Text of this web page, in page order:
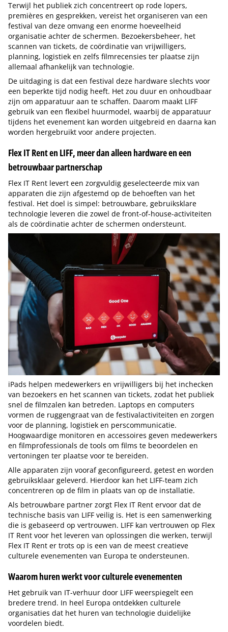
Terwijl het publiek zich concentreert op rode lopers,
premières en gesprekken, vereist het organiseren van een
festival van deze omvang een enorme hoeveelheid
organisatie achter de schermen. Bezoekersbeheer, het
scannen van tickets, de coördinatie van vrijwilligers,
planning, logistiek en zelfs filmrecensies ter plaatse zijn
allemaal afhankelijk van technologie.
De uitdaging is dat een festival deze hardware slechts voor
een beperkte tijd nodig heeft. Het zou duur en onhoudbaar
zijn om apparatuur aan te schaffen. Daarom maakt LIFF
gebruik van een flexibel huurmodel, waarbij de apparatuur
tijdens het evenement kan worden uitgebreid en daarna kan
worden hergebruikt voor andere projecten.
Flex IT Rent en LIFF, meer dan alleen hardware en een
betrouwbaar partnerschap
Flex IT Rent levert een zorgvuldig geselecteerde mix van
apparaten die zijn afgestemd op de behoeften van het
festival. Het doel is simpel: betrouwbare, gebruiksklare
technologie leveren die zowel de front-of-house-activiteiten
als de coördinatie achter de schermen ondersteunt.
iPads helpen medewerkers en vrijwilligers bij het inchecken
van bezoekers en het scannen van tickets, zodat het publiek
snel de filmzalen kan betreden. Laptops en computers
vormen de ruggengraat van de festivalactiviteiten en zorgen
voor de planning, logistiek en perscommunicatie.
Hoogwaardige monitoren en accessoires geven medewerkers
en filmprofessionals de tools om films te beoordelen en
vertoningen ter plaatse voor te bereiden.
Alle apparaten zijn vooraf geconfigureerd, getest en worden
gebruiksklaar geleverd. Hierdoor kan het LIFF-team zich
concentreren op de film in plaats van op de installatie.
Als betrouwbare partner zorgt Flex IT Rent ervoor dat de
technische basis van LIFF veilig is. Het is een samenwerking
die is gebaseerd op vertrouwen. LIFF kan vertrouwen op Flex
IT Rent voor het leveren van oplossingen die werken, terwijl
Flex IT Rent er trots op is een van de meest creatieve
culturele evenementen van Europa te ondersteunen.
Waarom huren werkt voor culturele evenementen
Het gebruik van IT-verhuur door LIFF weerspiegelt een
bredere trend. In heel Europa ontdekken culturele
organisaties dat het huren van technologie duidelijke
voordelen biedt.